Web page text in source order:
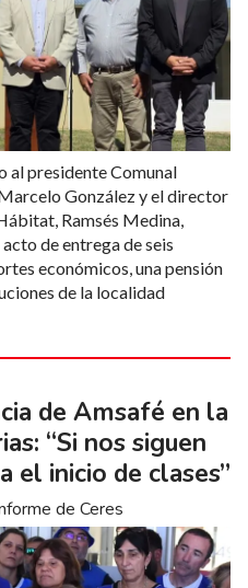
al presidente Comunal
González y el director
Ramsés Medina,
de entrega de seis
económicos, una pensión
de la localidad
de Amsafé en la
“Si nos siguen
el inicio de clases”
de Ceres